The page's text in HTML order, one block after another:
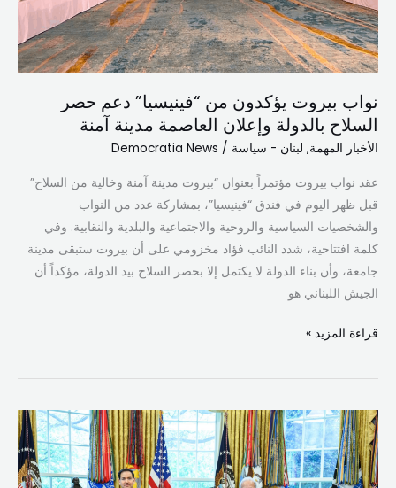
نواب بيروت يؤكدون من “فينيسيا” دعم حصر
السلاح بالدولة وإعلان العاصمة مدينة آمنة
الأخبار المهمة, لبنان - سياسة /
Democratia News
عقد نواب بيروت مؤتمراً بعنوان “بيروت مدينة آمنة وخالية من السلاح”
قبل ظهر اليوم في فندق “فينيسيا”، بمشاركة عدد من النواب
والشخصيات السياسية والروحية والاجتماعية والبلدية والنقابية. وفي
كلمة افتتاحية، شدد النائب فؤاد مخزومي على أن بيروت ستبقى مدينة
جامعة، وأن بناء الدولة لا يكتمل إلا بحصر السلاح بيد الدولة، مؤكداً أن
الجيش اللبناني هو
حصر
السلاح
بالدولة
العاصمة
مدينة
آمنة
قراءة المزيد »
لقاء
في
واشنطن